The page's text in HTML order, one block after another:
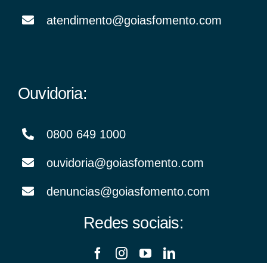
atendimento@goiasfomento.com
Ouvidoria:
0800 649 1000
ouvidoria@goiasfomento.com
denuncias@goiasfomento.com
Redes sociais: